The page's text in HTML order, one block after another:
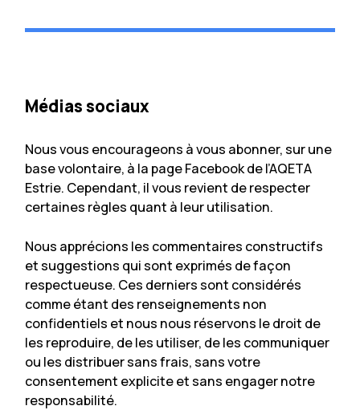
Médias sociaux
Nous vous encourageons à vous abonner, sur une
base volontaire, à la page Facebook de l’AQETA
Estrie. Cependant, il vous revient de respecter
certaines règles quant à leur utilisation.
Nous apprécions les commentaires constructifs
et suggestions qui sont exprimés de façon
respectueuse. Ces derniers sont considérés
comme étant des renseignements non
confidentiels et nous nous réservons le droit de
les reproduire, de les utiliser, de les communiquer
ou les distribuer sans frais, sans votre
consentement explicite et sans engager notre
responsabilité.